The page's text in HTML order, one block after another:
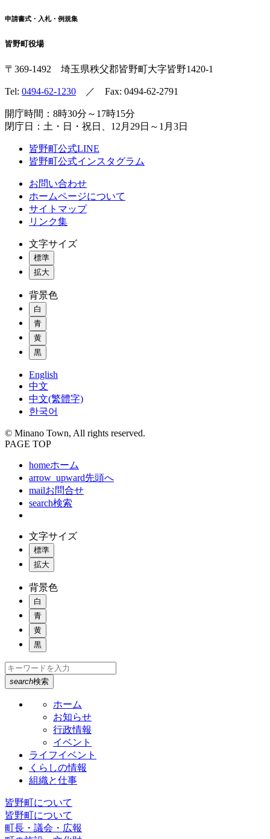
申請書式・入札・例規集
皆野町役場
〒369-1492 埼玉県秩父郡皆野町大字皆野1420-1
Tel: 0494-62-1230 ／ Fax: 0494-62-2791
開庁時間：8時30分～17時15分
閉庁日：土・日・祝日、12月29日～1月3日
皆野町公式LINE
皆野町公式インスタグラム
お問い合わせ
ホームページについて
サイトマップ
リンク集
文字サイズ
標準
拡大
背景色
白
青
黄
黒
English
中文
中文(繁體字)
한국어
© Minano Town, All rights reserved.
PAGE TOP
homeホーム
arrow_upward先頭へ
mailお問合せ
search検索
文字サイズ
標準
拡大
背景色
白
青
黄
黒
search検索
ホーム
お知らせ
行政情報
イベント
ライフイベント
くらしの情報
組織と仕事
皆野町について
皆野町について
町長・議会・広報